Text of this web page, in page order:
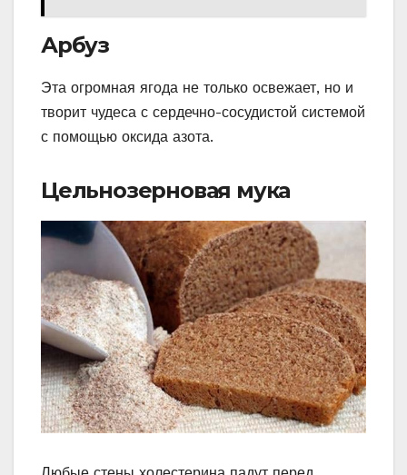
Арбуз
Эта огромная ягода не только освежает, но и
творит чудеса с сердечно-сосудистой системой
с помощью оксида азота.
Цельнозерновая мука